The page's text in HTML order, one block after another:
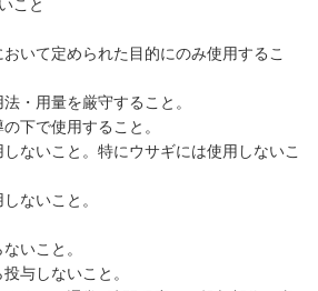
こと
おいて定められた目的にのみ使用するこ
・用量を厳守すること。
下で使用すること。
しないこと。特にウサギには使用しないこ
ないこと。
いこと。
与しないこと。